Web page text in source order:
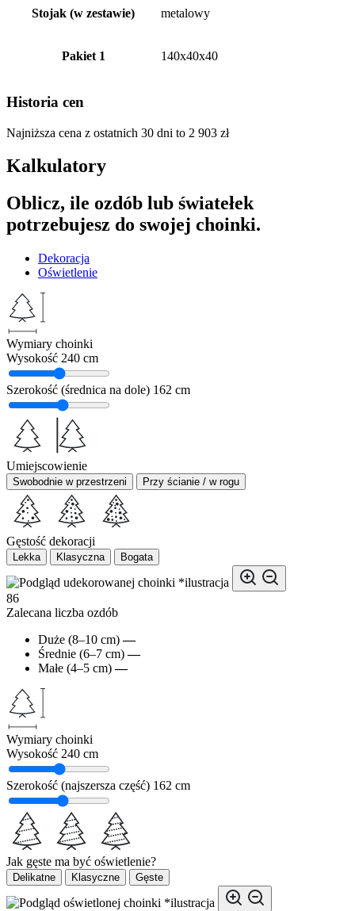
Stojak (w zestawie) metalowy
Pakiet 1 140x40x40
Historia cen
Najniższa cena z ostatnich 30 dni to 2 903 zł
Kalkulatory
Oblicz, ile ozdób lub światełek
potrzebujesz do swojej choinki.
Dekoracja
Oświetlenie
Wymiary choinki
Wysokość 240 cm
Szerokość (średnica na dole) 162 cm
Umiejscowienie
Swobodnie w przestrzeni Przy ścianie / w rogu
Gęstość dekoracji
Lekka Klasyczna Bogata
*ilustracja
86
Zalecana liczba ozdób
Duże (8–10 cm) —
Średnie (6–7 cm) —
Małe (4–5 cm) —
Wymiary choinki
Wysokość 240 cm
Szerokość (najszersza część) 162 cm
Jak gęste ma być oświetlenie?
Delikatne Klasyczne Gęste
*ilustracja